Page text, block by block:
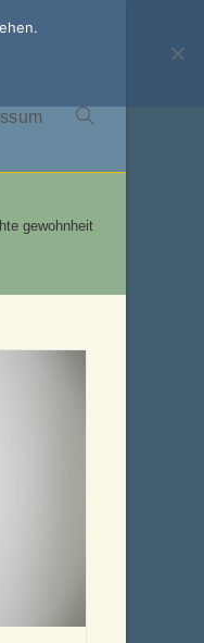
Website-
Suche
umschalten
gewohnheit